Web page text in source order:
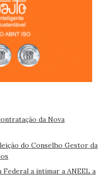
da Nova
do Conselho Gestor da
a intimar a ANEEL a